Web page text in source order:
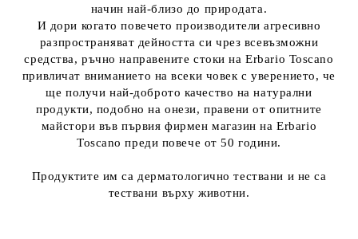
начин най-близо до природата.
И дори когато повечето производители агресивно
разпространяват дейността си чрез всевъзможни
средства, ръчно направените стоки на Erbario Toscano
привличат вниманието на всеки човек с уверението, че
ще получи най-доброто качество на натурални
продукти, подобно на онези, правени от опитните
майстори във първия фирмен магазин на Erbario
Toscano преди повече от 50 години.
Продуктите им са дерматологично тествани и не са
тествани върху животни.